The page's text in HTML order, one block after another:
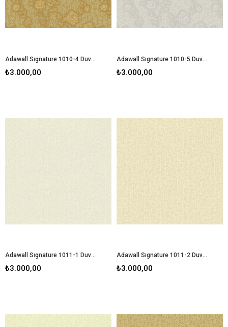
Adawall Sıgnature 1010-4 Duvar Kağıdı
₺3.000,00
Adawall Sıgnature 1010-5 Duvar Kağıdı
₺3.000,00
Adawall Sıgnature 1011-1 Duvar Kağıdı
₺3.000,00
Adawall Sıgnature 1011-2 Duvar Kağıdı
₺3.000,00